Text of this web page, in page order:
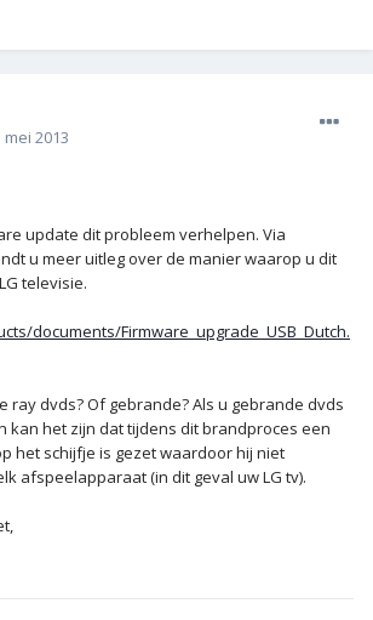
mei 2013
update dit probleem verhelpen. Via
u meer uitleg over de manier waarop u dit
televisie.
documents/Firmware_upgrade_USB_Dutch.
ray dvds? Of gebrande? Als u gebrande dvds
kan het zijn dat tijdens dit brandproces een
het schijfje is gezet waardoor hij niet
afspeelapparaat (in dit geval uw LG tv).